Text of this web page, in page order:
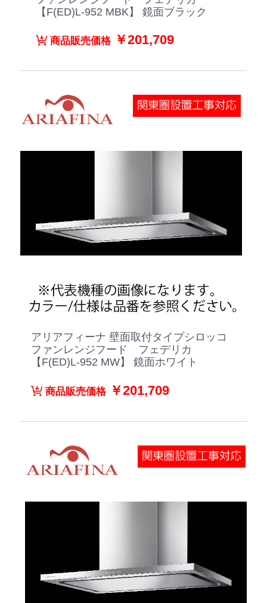
【F(ED)L-952 MBK】 鏡面ブラック
商品販売価格￥201,709
アリアフィーナ 壁面取付タイプシロッコ
ファンレンジフード フェデリカ
【F(ED)L-952 MW】 鏡面ホワイト
商品販売価格￥201,709